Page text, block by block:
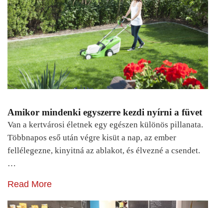
Amikor mindenki egyszerre kezdi nyírni a füvet
Van a kertvárosi életnek egy egészen különös pillanata.
Többnapos eső után végre kisüt a nap, az ember
fellélegezne, kinyitná az ablakot, és élvezné a csendet.
…
Read More